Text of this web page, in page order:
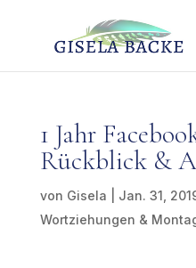
1 Jahr
Rückblick &
von Gisela Jan. 31,
Wortziehungen &